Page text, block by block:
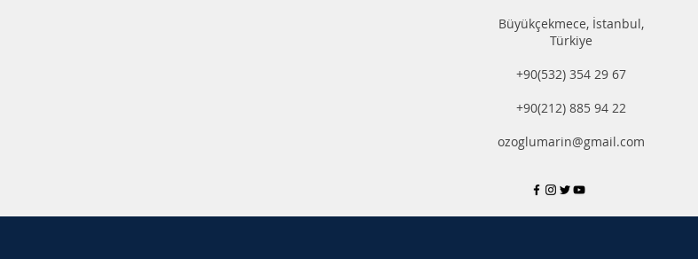
Büyükçekmece, İstanbul,
Türkiye
+90(532) 354 29 67
+90(212) 885 94 22
ozoglumarin@gmail.com